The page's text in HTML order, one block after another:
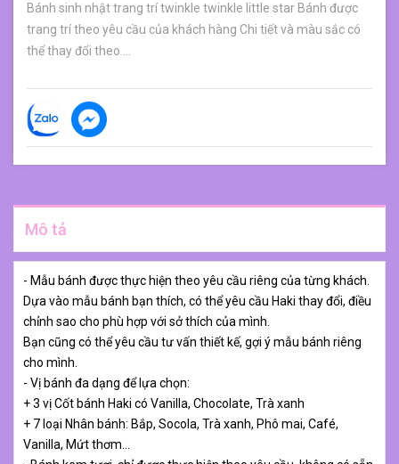
Bánh sinh nhật trang trí twinkle twinkle little star Bánh được
trang trí theo yêu cầu của khách hàng Chi tiết và màu sắc có
thể thay đổi theo ...
Mô tả
- Mẫu bánh được thực hiện theo yêu cầu riêng của từng khách.
Dựa vào mẫu bánh bạn thích, có thể yêu cầu Haki thay đổi, điều
chỉnh sao cho phù hợp với sở thích của mình.
Bạn cũng có thể yêu cầu tư vấn thiết kế, gợi ý mẫu bánh riêng
cho mình.
- Vị bánh đa dạng để lựa chọn:
+ 3 vị Cốt bánh Haki có Vanilla, Chocolate, Trà xanh
+ 7 loại Nhân bánh: Bắp, Socola, Trà xanh, Phô mai, Café,
Vanilla, Mứt thơm…